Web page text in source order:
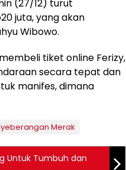
(27/12) turut
juta, yang akan
Wibowo.
tiket online Ferizy,
secara tepat dan
manifes, dimana
Merak
Untuk Tumbuh dan